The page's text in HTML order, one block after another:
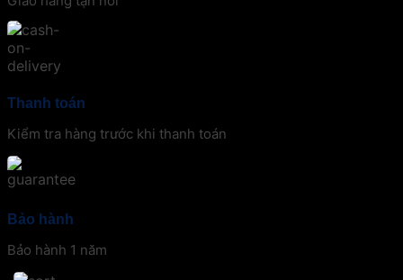
Thanh toán
Kiểm tra hàng trước khi thanh toán
Bảo hành
Bảo hành 1 năm